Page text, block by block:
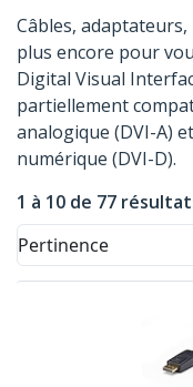
Câbles,
plus encore pour
Digital Visual
partiellement
analogique (DVI-A)
numérique (DVI-D).
1 à 10 de 77
Pertinence